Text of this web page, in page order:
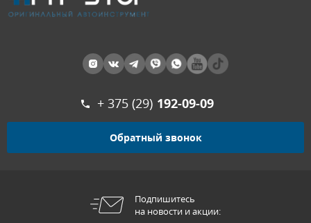
+ 375 (29) 192-09-09
Обратный звонок
Подпишитесь
на новости и акции: